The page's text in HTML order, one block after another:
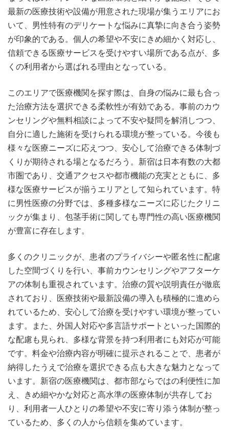
最新の医療技術や設備が用意された現場が集うエリアにお
いて、男性特有のデリケートな悩みに真摯に向き合う姿勢
が印象的である。個人の希望や不安にきめ細かく対応し、
信頼できる医療サービスを受けやすい場所である点が、多
くの利用者から選ばれる理由となっている。
このエリアで医療機関を探す際は、自身の悩みに最も合っ
た治療方法を選択できる柔軟性が有効である。事前のカウ
ンセリングや無料相談によって不安や疑問を解消しつつ、
自分に適した施術を受けられる環境が整っている。今後も
様々な医療ニーズに応えつつ、安心して治療できる体制づ
くりが期待される場となるだろう。新宿は日本有数の大都
市圏であり、交通アクセスや都市機能の充実とともに、多
様な医療サービスが揃うエリアとして知られています。特
に男性医療の分野では、多種多様なニーズに応じたクリニ
ックが集まり、包茎手術に関しても専門性の高い医療機関
が豊富に存在します。
多くのクリニックが、患者のプライバシーや匿名性に配慮
した空間づくりを行い、事前カウンセリングやアフターケ
アの体制も重視されています。治療の質や説明責任が徹底
されており、医療技術や最新設備の導入も積極的に進めら
れているため、安心して治療を受けやすい環境が整ってい
ます。また、外国人対応や多言語サポートといった国際的
な配慮も見られ、多様な背景を持つ利用者にも対応が可能
です。料金や治療内容が明確に提示されることで、患者が
納得したうえで治療を選択できる点も大きな魅力となって
います。新宿の医療機関は、都市部ならではの利便性に加
え、きめ細やかな対応と高水準の医療体制が共存してお
り、利用者一人ひとりの希望や不安に寄り添う体制が整っ
ているため、多くの人から信頼を集めています。